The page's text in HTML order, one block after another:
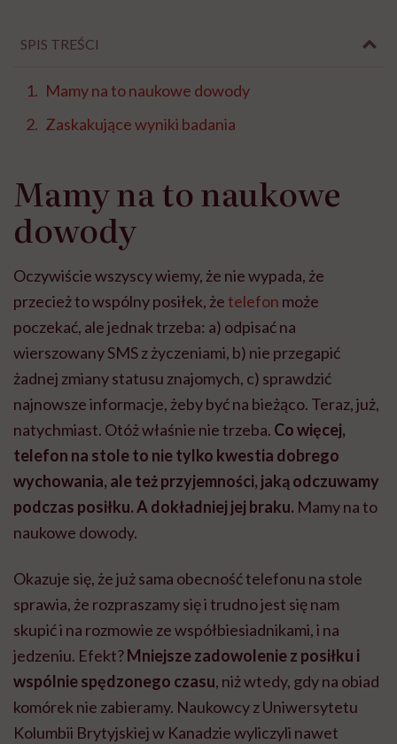
SPIS TREŚCI
Mamy na to naukowe dowody
Zaskakujące wyniki badania
Mamy na to naukowe
dowody
Oczywiście wszyscy wiemy, że nie wypada, że
przecież to wspólny posiłek, żetelefon może
poczekać, ale jednak trzeba: a) odpisać na
wierszowany SMS z życzeniami, b) nie przegapić
żadnej zmiany statusu znajomych, c) sprawdzić
najnowsze informacje, żeby być na bieżąco. Teraz, już,
natychmiast. Otóż właśnie nie trzeba. Co więcej,
telefon na stole to nie tylko kwestia dobrego
wychowania, ale też przyjemności, jaką odczuwamy
podczas posiłku. A dokładniej jej braku. Mamy na to
naukowe dowody.
Okazuje się, że już sama obecność telefonu na stole
sprawia, że rozpraszamy się i trudno jest się nam
skupić i na rozmowie ze współbiesiadnikami, i na
jedzeniu. Efekt?Mniejsze zadowolenie z posiłku i
wspólnie spędzonego czasu, niż wtedy, gdy na obiad
komórek nie zabieramy. Naukowcy z Uniwersytetu
Kolumbii Brytyjskiej w Kanadzie wyliczyli nawet